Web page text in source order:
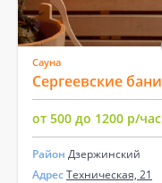
Сауна
Сергеевские бани
от 500 до 1200 р/час
Район Дзержинский
АдресТехническая, 21